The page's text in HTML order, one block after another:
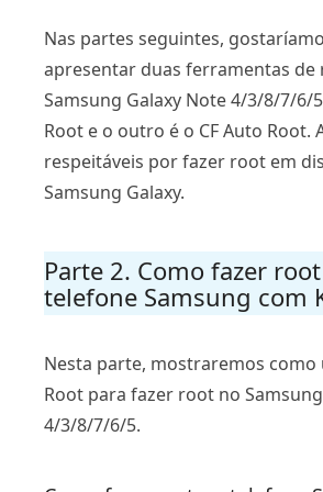
Nas partes seguintes,
apresentar duas ferramentas de
Samsung Galaxy Note 4/3/8/7/6/
Root e o outro é o CF Auto Root.
respeitáveis ​​por fazer root em
Samsung Galaxy.
Parte 2. Como fazer
telefone Samsung com
Nesta parte, mostraremos como
Root para fazer root no
4/3/8/7/6/5.